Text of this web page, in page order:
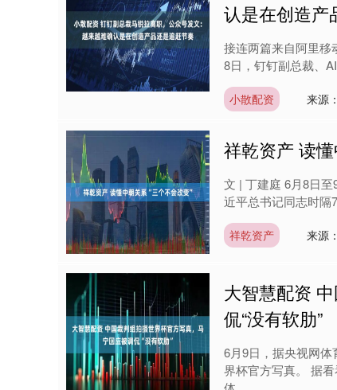
认是在创造产
接连两篇来自阿里移
8日，钉钉副总裁、
小散配资 来源
祥乾资产 读
文 | 丁建庭 6月8日
近平总书记同志时隔
祥乾资产 来源
大智慧配资
侃“没有软肋”
6月9日，据央视网
界杯官方写真。 据